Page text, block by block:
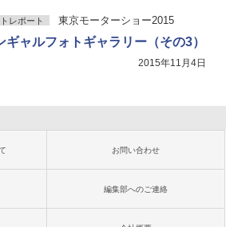
レポート 東京モーターショー2015
ギャルフォトギャラリー（その3）
2015年11月4日
お問い合わせ
編集部へのご連絡